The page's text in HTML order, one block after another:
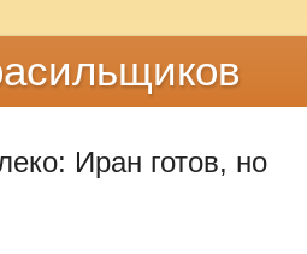
Иран готов, но